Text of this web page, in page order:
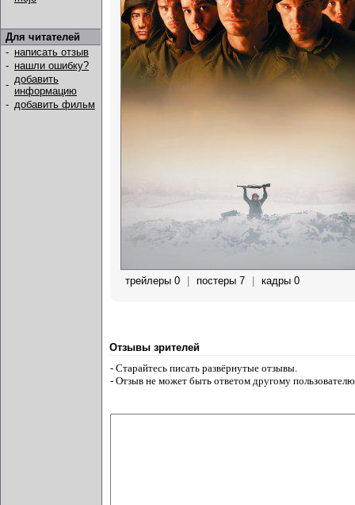
Для читателей
- написать отзыв
- нашли ошибку?
- добавить
информацию
- добавить фильм
трейлеры 0 постеры 7 кадры 0
Отзывы зрителей
- Старайтесь писать развёрнутые отзывы.
- Отзыв не может быть ответом другому